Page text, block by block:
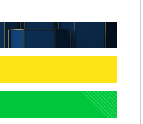
홍서범♥조갑경, 아들 불륜 사
과 후 근황…밝은 미소
국 축구 '5승 2무'
SK하이닉스, 주당 375원 분기배당 결정…3
분기 중 추가 주주환원 발표